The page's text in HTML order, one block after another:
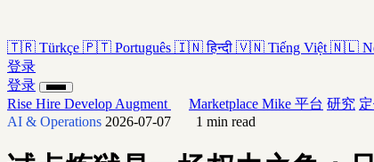
🇹🇷 Türkçe 🇵🇹 Português 🇮🇳 हिन्दी 🇻🇳 Tiếng Việt 🇳🇱
登录
登录
Rise Hire Develop Augment Marketplace Mike 平台 研究
AI & Operations 2026-07-07 1 min read